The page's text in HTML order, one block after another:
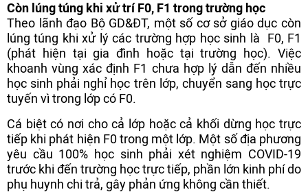
Còn lúng túng khi xử trí F0, F1 trong trường học
Theo lãnh đạo Bộ GD&ĐT, một số cơ sở giáo dục còn
lúng túng khi xử lý các trường hợp học sinh là F0, F1
(phát hiện tại gia đình hoặc tại trường học). Việc
khoanh vùng xác định F1 chưa hợp lý dẫn đến nhiều
học sinh phải nghỉ học trên lớp, chuyển sang học trực
tuyến vì trong lớp có F0.
Cá biệt có nơi cho cả lớp hoặc cả khối dừng học trực
tiếp khi phát hiện F0 trong một lớp. Một số địa phương
yêu cầu 100% học sinh phải xét nghiệm COVID-19
trước khi đến trường học trực tiếp, phần lớn kinh phí do
phụ huynh chi trả, gây phản ứng không cần thiết.